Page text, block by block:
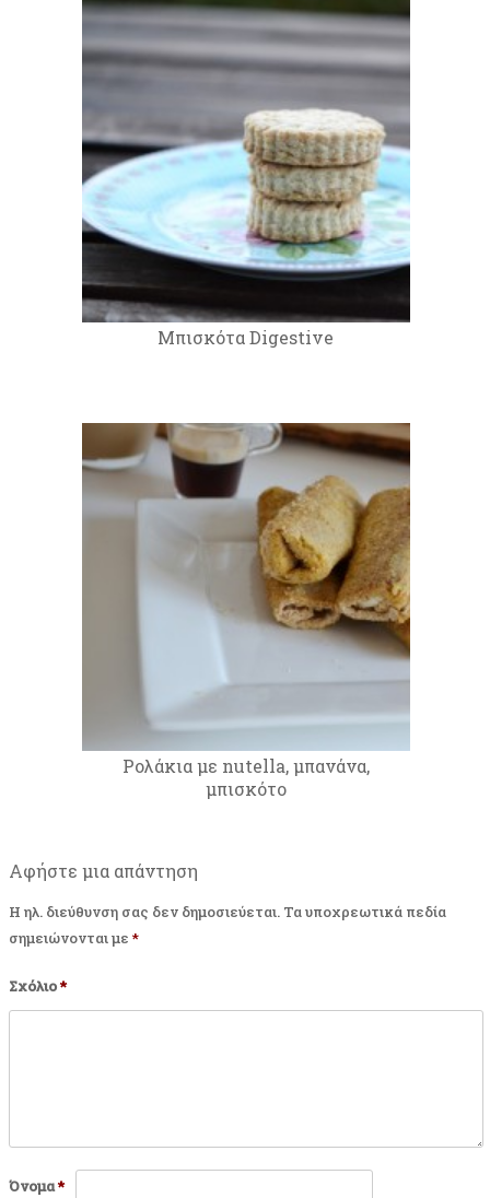
Μπισκότα Digestive
Ρολάκια με nutella, μπανάνα,
μπισκότο
Αφήστε μια απάντηση
Η ηλ. διεύθυνση σας δεν δημοσιεύεται. Τα υποχρεωτικά πεδία
σημειώνονται με *
Σχόλιο*
Όνομα*